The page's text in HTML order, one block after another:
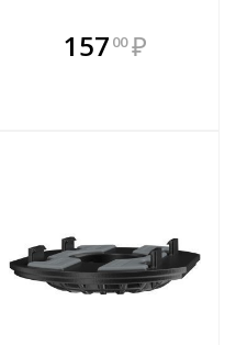
В комплекте
всегда выгоднее!
157 00 ₽